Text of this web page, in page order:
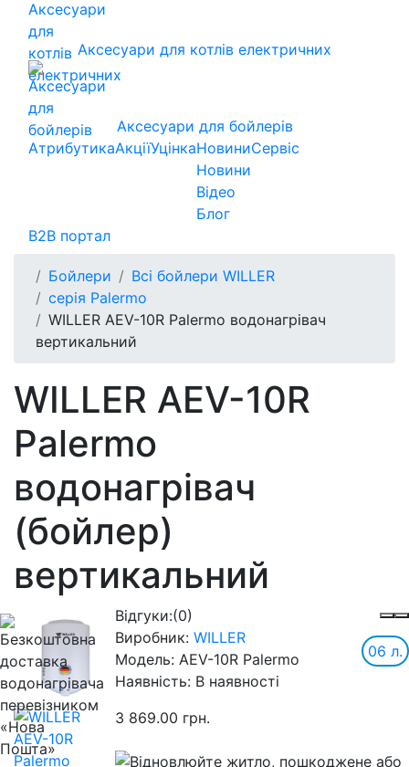
Аксесуари для котлів електричних
Аксесуари для бойлерів
АтрибутикаАкціїУцінкаНовини
Новини
Відео
Блог
Сервіс
B2B портал
Бойлери
Всі бойлери WILLER
серія Palermo
WILLER AEV-10R Palermo водонагрівач
вертикальний
WILLER AEV-10R
Palermo
водонагрівач
(бойлер)
вертикальний
Відгуки:(0)
06 л.
Виробник: WILLER
Модель: AEV-10R Palermo
Наявність: В наявності
3 869.00 грн.